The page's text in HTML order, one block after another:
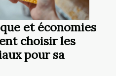
et économies
choisir les
pour sa